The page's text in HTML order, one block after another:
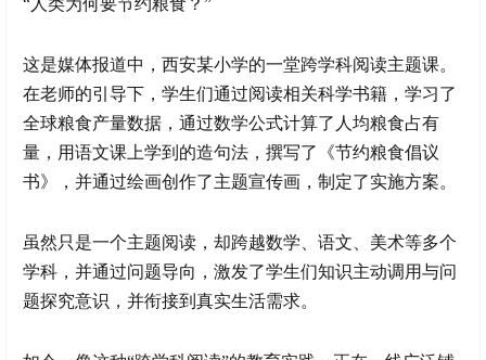
“人类为何要节约粮食？”
这是媒体报道中，西安某小学的一堂跨学科阅读主题课。
在老师的引导下，学生们通过阅读相关科学书籍，学习了
全球粮食产量数据，通过数学公式计算了人均粮食占有
量，用语文课上学到的造句法，撰写了《节约粮食倡议
书》，并通过绘画创作了主题宣传画，制定了实施方案。
虽然只是一个主题阅读，却跨越数学、语文、美术等多个
学科，并通过问题导向，激发了学生们知识主动调用与问
题探究意识，并衔接到真实生活需求。